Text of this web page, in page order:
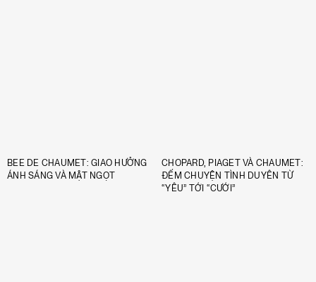
BEE DE CHAUMET: GIAO HƯỞNG
ÁNH SÁNG VÀ MẬT NGỌT
CHOPARD, PIAGET VÀ CHAUMET:
ĐẾM CHUYỆN TÌNH DUYÊN TỪ
“YÊU” TỚI “CƯỚI”